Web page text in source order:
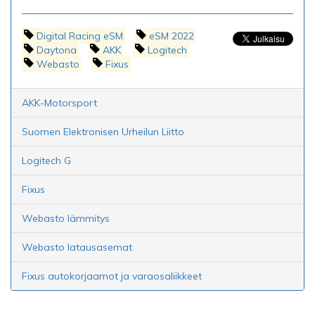
Digital Racing eSM
eSM 2022
Daytona
AKK
Logitech
Webasto
Fixus
AKK-Motorsport
Suomen Elektronisen Urheilun Liitto
Logitech G
Fixus
Webasto lämmitys
Webasto latausasemat
Fixus autokorjaamot ja varaosaliikkeet